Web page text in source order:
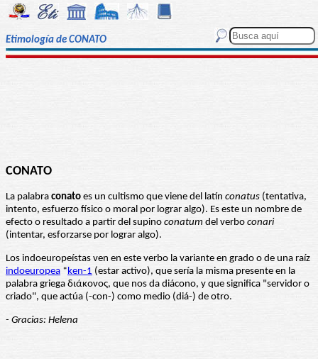
Etimología de CONATO
CONATO
La palabra conato es un cultismo que viene del latín conatus (tentativa,
intento, esfuerzo físico o moral por lograr algo). Es este un nombre de
efecto o resultado a partir del supino conatum del verbo conari
(intentar, esforzarse por lograr algo).
Los indoeuropeístas ven en este verbo la variante en grado o de una raíz
indoeuropea *ken-1 (estar activo), que sería la misma presente en la
palabra griega διάκονος, que nos da diácono, y que significa "servidor o
criado", que actúa (-con-) como medio (diá-) de otro.
- Gracias: Helena